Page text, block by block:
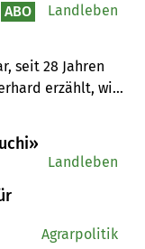
seit 28 Jahren
erzählt, wie
ABO Landleben
Landleben
Agrarpolitik